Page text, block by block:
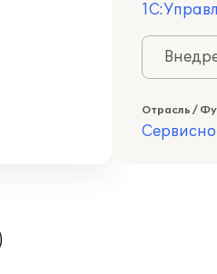
Отрасль /